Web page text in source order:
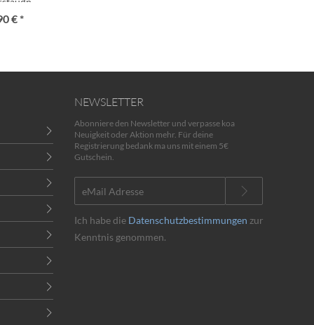
€ *
NEWSLETTER
Abonniere den Newsletter und verpasse koa
Neuigkeit oder Aktion mehr. Für deine
Registrierung bedank ma uns mit einem 5€
Gutschein.
Ich habe die Datenschutzbestimmungen zur
Kenntnis genommen.